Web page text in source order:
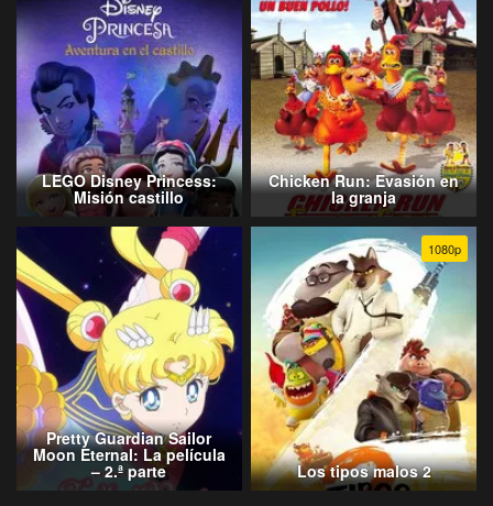
LEGO Disney Princess:
Misión castillo
Chicken Run: Evasión en
la granja
Pretty Guardian Sailor
Moon Eternal: La película
– 2.ª parte
1080p
Los tipos malos 2